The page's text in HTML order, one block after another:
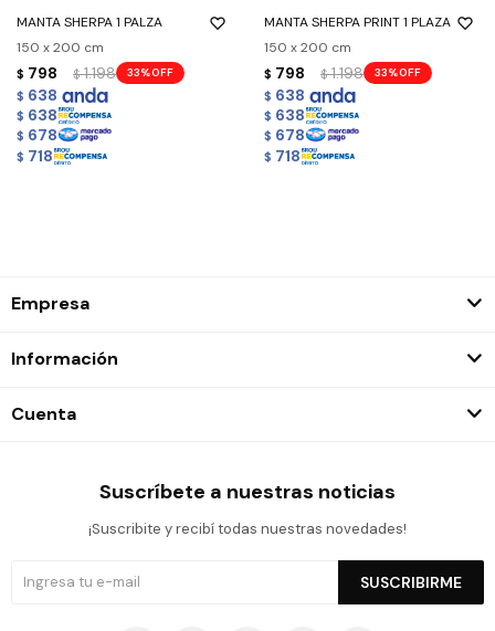
MANTA SHERPA 1 PALZA
150 x 200 cm
$ 798 $ 1.198 33
$ 638
$ 638
$ 678
$ 718
MANTA SHERPA PRINT 1 PLAZA
150 x 200 cm
$ 798 $ 1.198 33
$ 638
$ 638
$ 678
$ 718
Empresa
Información
Cuenta
Suscríbete a nuestras noticias
¡Suscribite y recibí todas nuestras novedades!
SUSCRIBIRME